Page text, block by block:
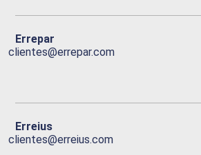
Errepar
clientes@errepar.com
Erreius
clientes@erreius.com